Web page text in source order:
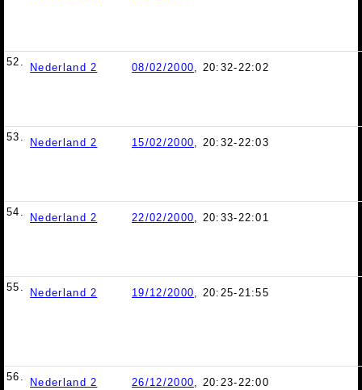
52. Nederland 2 08/02/2000, 20:32-22:02
53. Nederland 2 15/02/2000, 20:32-22:03
54. Nederland 2 22/02/2000, 20:33-22:01
55. Nederland 2 19/12/2000, 20:25-21:55
56. Nederland 2 26/12/2000, 20:23-22:00